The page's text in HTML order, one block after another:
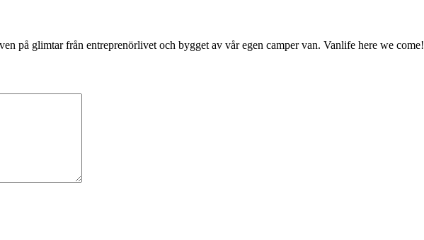
på glimtar från entreprenörlivet och bygget av vår egen camper van. Vanlife here we come!